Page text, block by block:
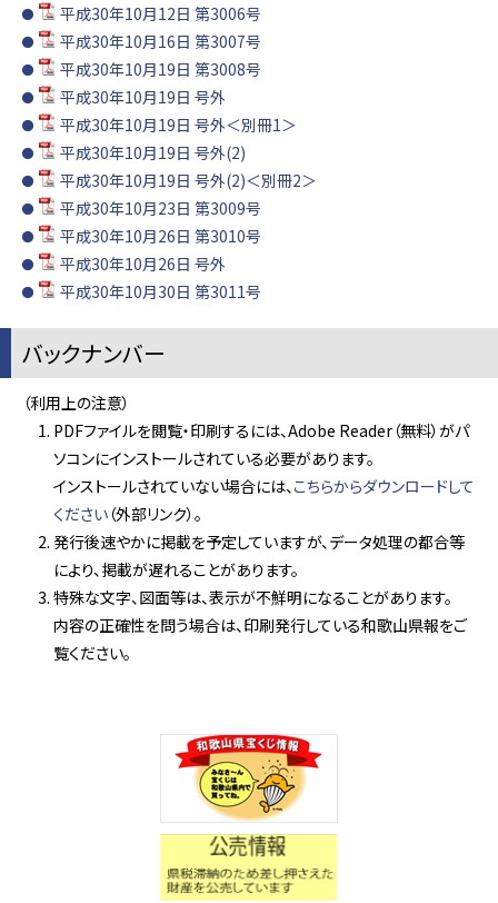
平成30年10月12日 第3006号
平成30年10月16日 第3007号
平成30年10月19日 第3008号
平成30年10月19日 号外
平成30年10月19日 号外＜別冊1＞
平成30年10月19日 号外(2)
平成30年10月19日 号外(2)＜別冊2＞
平成30年10月23日 第3009号
平成30年10月26日 第3010号
平成30年10月26日 号外
平成30年10月30日 第3011号
バックナンバー
（利用上の注意）
PDFファイルを閲覧・印刷するには、Adobe Reader（無料）がパ
ソコンにインストールされている必要があります。
インストールされていない場合には、こちらからダウンロードして
ください （外部リンク）。
発行後速やかに掲載を予定していますが、データ処理の都合等
により、掲載が遅れることがあります。
特殊な文字、図面等は、表示が不鮮明になることがあります。
内容の正確性を問う場合は、印刷発行している和歌山県報をご
覧ください。